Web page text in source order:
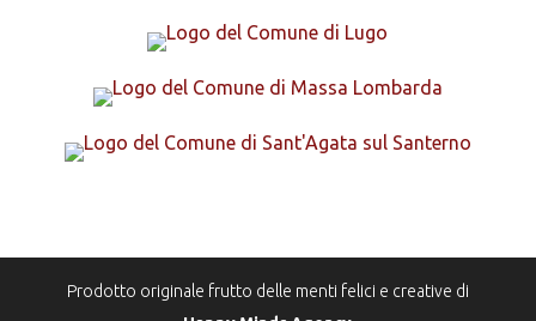
Prodotto originale frutto delle menti felici e creative di